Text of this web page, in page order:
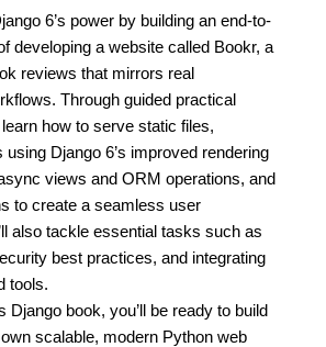
6’s power by building an end-to-
developing a website called Bookr, a
reviews that mirrors real
Through guided practical
how to serve static files,
Django 6’s improved rendering
views and ORM operations, and
to create a seamless user
also tackle essential tasks such as
best practices, and integrating
tools.
Django book, you’ll be ready to build
scalable, modern Python web